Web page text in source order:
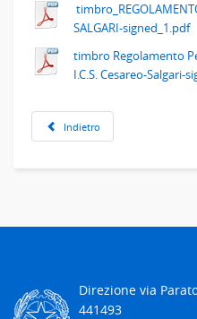
SALGARI-signed_1.pdf
timbro Regolamento
I.C.S. Cesareo-Salgari-
Indietro
Direzione via
441493